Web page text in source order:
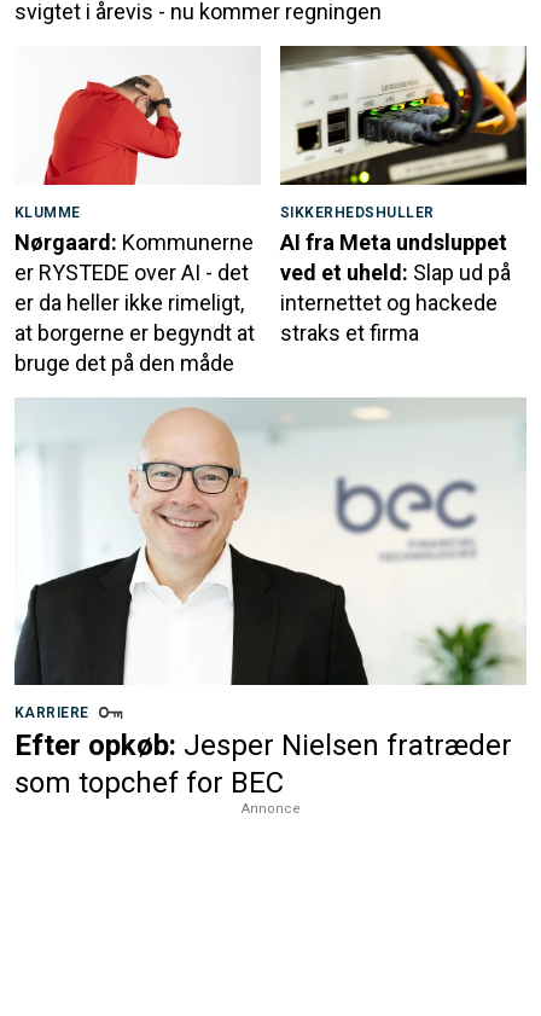
svigtet i årevis - nu kommer regningen
KLUMME
Nørgaard: Kommunerne
er RYSTEDE over AI - det
er da heller ikke rimeligt,
at borgerne er begyndt at
bruge det på den måde
SIKKERHEDSHULLER
AI fra Meta undsluppet
ved et uheld: Slap ud på
internettet og hackede
straks et firma
KARRIERE
Efter opkøb: Jesper Nielsen fratræder
som topchef for BEC
Annonce